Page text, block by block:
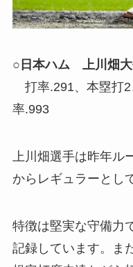
○日本ハム 上川畑
打率.291、本塁打2
率.993
上川畑選手は昨年ル
からレギュラーとし
特徴は堅実な守備力
記録しています。ま